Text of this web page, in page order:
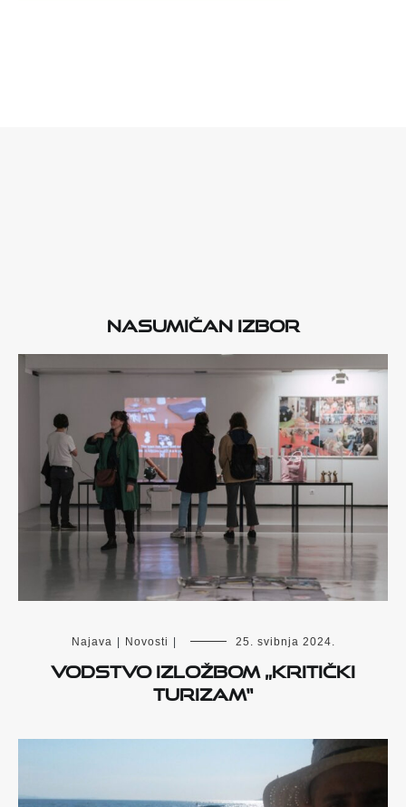
Nasumičan izbor
Najava Novosti 25. svibnja 2024.
Vodstvo izložbom „Kritički
turizam“